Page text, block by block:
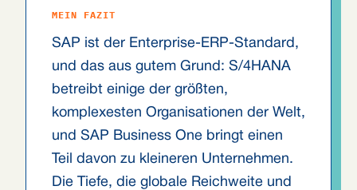
MEIN FAZIT
SAP ist der Enterprise-ERP-Standard,
und das aus gutem Grund: S/4HANA
betreibt einige der größten,
komplexesten Organisationen der Welt,
und SAP Business One bringt einen
Teil davon zu kleineren Unternehmen.
Die Tiefe, die globale Reichweite und